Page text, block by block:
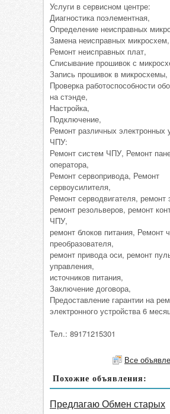
Услуги в сервисном центре:
Диагностика поэлементная,
Определение неисправных
Замена неисправных микросхем,
Ремонт неисправных плат,
Списывание прошивок с
Запись прошивок в микросхемы,
Проверка работоспособности
на стэнде,
Настройка,
Подключение,
Ремонт различных электронных
ЧПУ:
Ремонт систем ЧПУ, Ремонт
оператора,
Ремонт сервопривода, Ремонт
сервоусилителя,
Ремонт серводвигателя, ремонт
ремонт резольверов, ремонт
ЧПУ,
ремонт блоков питания, Ремонт
преобразователя,
ремонт привода оси, ремонт
управления,
источников питания,
Заключение договора,
Предоставление гарантии на
электронного устройства 6
Тел.: 89171215301
Все
Похожие объявления:
Предлагаю Обмен старых